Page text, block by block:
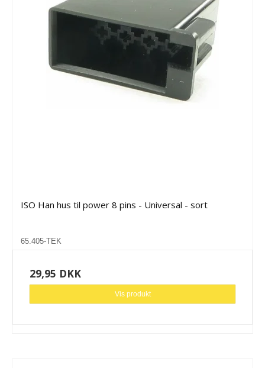
ISO Han hus til power 8 pins - Universal - sort
65.405-TEK
29,95 DKK
Vis produkt